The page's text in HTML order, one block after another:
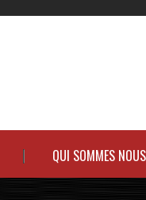
QUI SOMMES NOUS